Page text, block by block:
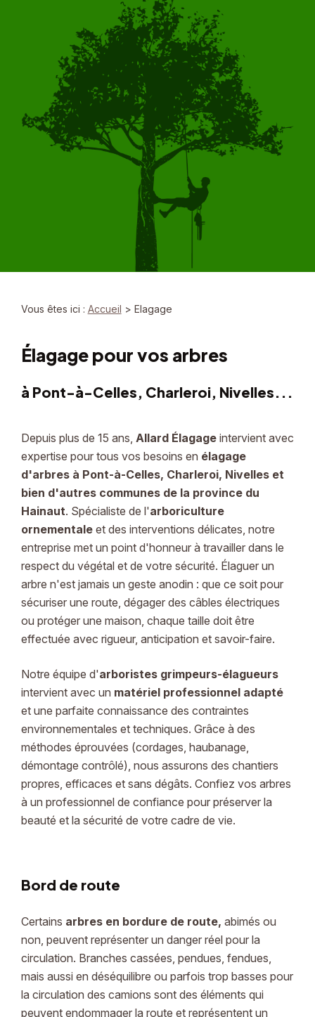
Vous êtes ici : Accueil > Elagage
Élagage pour vos arbres
à Pont-à-Celles, Charleroi, Nivelles...
Depuis plus de 15 ans, Allard Élagageintervient avec
expertise pour tous vos besoins en élagage
d'arbresà Pont-à-Celles, Charleroi, Nivelleset
bien d'autres communes de la province du
Hainaut. Spécialiste de l'arboriculture
ornementaleet des interventions délicates, notre
entreprise met un point d'honneur à travailler dans le
respect du végétal et de votre sécurité. Élaguer un
arbre n'est jamais un geste anodin : que ce soit pour
sécuriser une route, dégager des câbles électriques
ou protéger une maison, chaque taille doit être
effectuée avec rigueur, anticipation et savoir-faire.
Notre équipe d'arboristes grimpeurs-élagueurs
intervient avec un matériel professionnel adapté
et une parfaite connaissance des contraintes
environnementales et techniques. Grâce à des
méthodes éprouvées (cordages, haubanage,
démontage contrôlé), nous assurons des chantiers
propres, efficaces et sans dégâts. Confiez vos arbres
à un professionnel de confiance pour préserver la
beauté et la sécurité de votre cadre de vie.
Bord de route
Certains arbres en bordure de route, abimés ou
non, peuvent représenter un danger réel pour la
circulation. Branches cassées, pendues, fendues,
mais aussi en déséquilibre ou parfois trop basses pour
la circulation des camions sont des éléments qui
peuvent endommager la route et représentent un